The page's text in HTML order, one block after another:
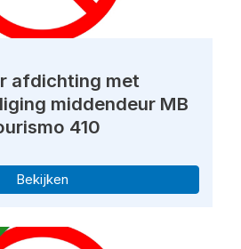
afdichting met
middendeur MB
410
Bekijken